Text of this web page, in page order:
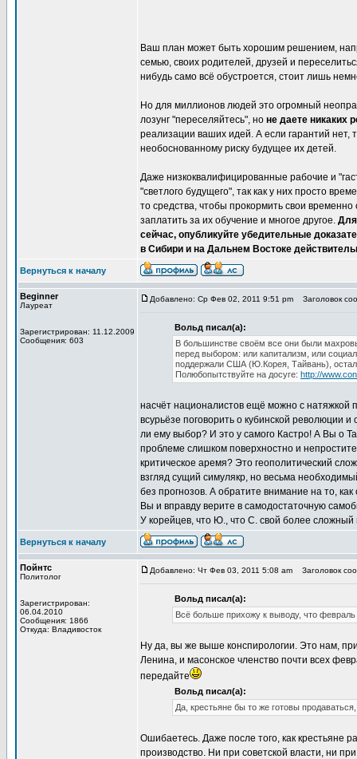
Ваш план может быть хорошим решением,
семью, своих родителей, друзей и
нибудь само всё обустроется, стоит лишь
Но для миллионов людей это огромный
лозунг "переселяйтесь", но не даете никаких
реализации ваших идей. А если гарантий нет,
необоснованному риску будущее их детей.
Даже низкоквалифицированные рабочие и
"светлого будущего", так как у них просто
то средства, чтобы прокормить свои
заплатить за их обучение и многое другое. Для
сейчас, опубликуйте убедительные
в Сибири и на Дальнем Востоке
Вернуться к началу
Beginner
Лауреат
Зарегистрирован: 11.12.2009
Сообщения: 603
Добавлено: Ср Фев 02, 2011 9:51 pm Заголовок
Вольд писал(а):
В большинстве своём все они были
перед выбором: или капитализм, или
поддержали США (Ю.Корея, Тайвань),
Полюбопытствуйте на досуге: http://
насчёт националистов ещё можно с натяжкой
всурьёзе поговорить о кубинской революции
ли ему выбор? И это у самого Кастро! А Вы о
проблеме слишком поверхностно и
критическое аремя? Это геополитический
взгляд сущий симулякр, но весьма
без прогнозов. А обратите внимание на то,
Вы и вправду верите в самодостаточную
У корейцев, что Ю., что С. свой более сложный
Вернуться к началу
Пойнтс
Политолог
Зарегистрирован:
06.04.2010
Сообщения: 1866
Откуда: Владивосток
Добавлено: Чт Фев 03, 2011 5:08 am Заголовок
Вольд писал(а):
Всё больше прихожу к выводу, что февраль
Ну да, вы же выше конспирологии. Это нам,
Ленина, и масонское членство почти всех
передайте
Вольд писал(а):
Да, крестьяне бы то же готовы
Ошибаетесь. Даже после того, как крестьяне
производство. Ни при советской власти, ни